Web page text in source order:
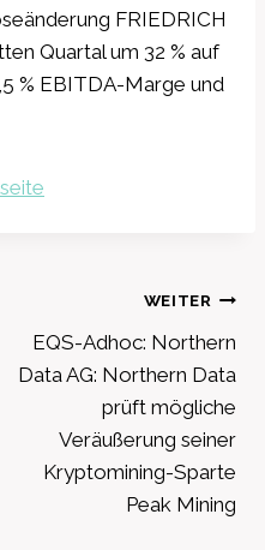
FRIEDRICH
Quartal um 32 % auf
% EBITDA-Marge und
WEITER
EQS-Adhoc: Northern
Data AG: Northern Data
prüft mögliche
Veräußerung seiner
Kryptomining-Sparte
Peak Mining